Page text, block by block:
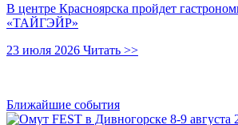
В центре Красноярска пройдет
«ТАЙГЭЙР»
23 июля 2026 Читать >>
Ближайшие события
8-9 августа